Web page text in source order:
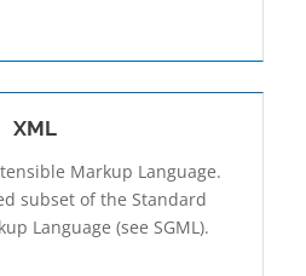
XML
Markup Language.
subset of the Standard
Language (see SGML).